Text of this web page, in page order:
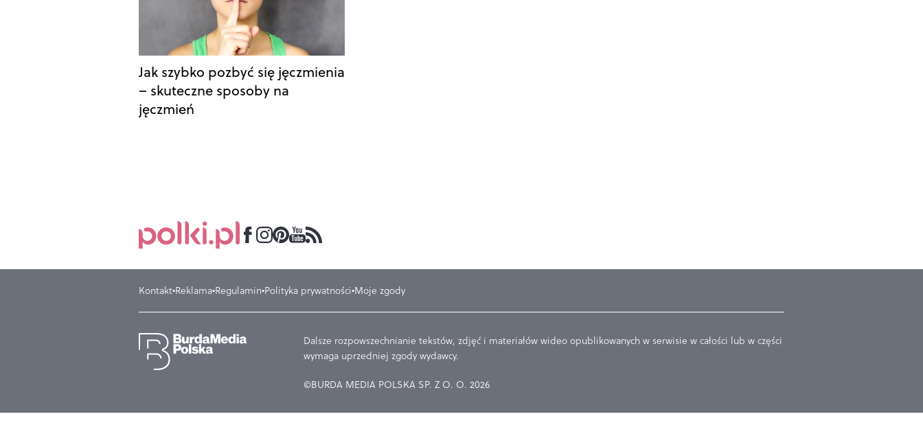
Jak szybko pozbyć się jęczmienia
– skuteczne sposoby na
jęczmień
Kontakt Reklama Regulamin Polityka prywatności Moje zgody
Dalsze rozpowszechnianie tekstów, zdjęć i materiałów wideo opublikowanych w serwisie w całości lub w części
wymaga uprzedniej zgody wydawcy.
©BURDA MEDIA POLSKA SP. Z O. O. 2026